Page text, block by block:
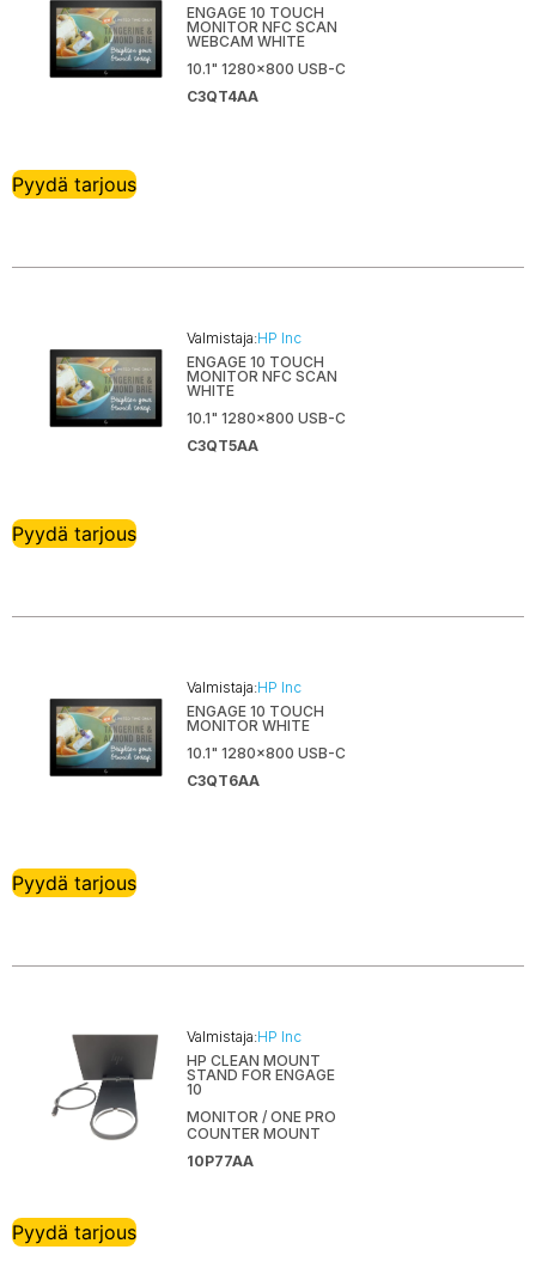
ENGAGE 10 TOUCH
MONITOR NFC SCAN
WEBCAM WHITE
10.1" 1280x800 USB-C
C3QT4AA
Pyydä tarjous
Valmistaja:HP Inc
ENGAGE 10 TOUCH
MONITOR NFC SCAN
WHITE
10.1" 1280x800 USB-C
C3QT5AA
Pyydä tarjous
Valmistaja:HP Inc
ENGAGE 10 TOUCH
MONITOR WHITE
10.1" 1280x800 USB-C
C3QT6AA
Pyydä tarjous
Valmistaja:HP Inc
HP CLEAN MOUNT
STAND FOR ENGAGE
10
MONITOR / ONE PRO
COUNTER MOUNT
10P77AA
Pyydä tarjous